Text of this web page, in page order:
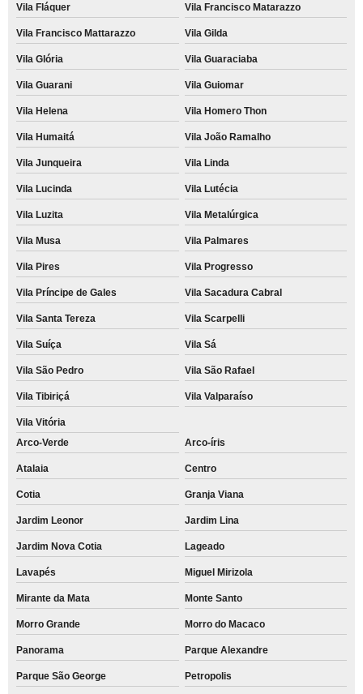
Vila Fláquer Vila Francisco Matarazzo
Vila Francisco Mattarazzo Vila Gilda
Vila Glória Vila Guaraciaba
Vila Guarani Vila Guiomar
Vila Helena Vila Homero Thon
Vila Humaitá Vila João Ramalho
Vila Junqueira Vila Linda
Vila Lucinda Vila Lutécia
Vila Luzita Vila Metalúrgica
Vila Musa Vila Palmares
Vila Pires Vila Progresso
Vila Príncipe de Gales Vila Sacadura Cabral
Vila Santa Tereza Vila Scarpelli
Vila Suíça Vila Sá
Vila São Pedro Vila São Rafael
Vila Tibiriçá Vila Valparaíso
Vila Vitória
Arco-Verde
Arco-íris
Atalaia Centro
Cotia Granja Viana
Jardim Leonor Jardim Lina
Jardim Nova Cotia Lageado
Lavapés Miguel Mirizola
Mirante da Mata Monte Santo
Morro Grande Morro do Macaco
Panorama Parque Alexandre
Parque São George Petropolis